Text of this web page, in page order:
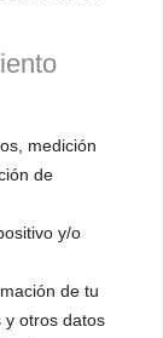
medición
de
y/o
de tu
y otros datos